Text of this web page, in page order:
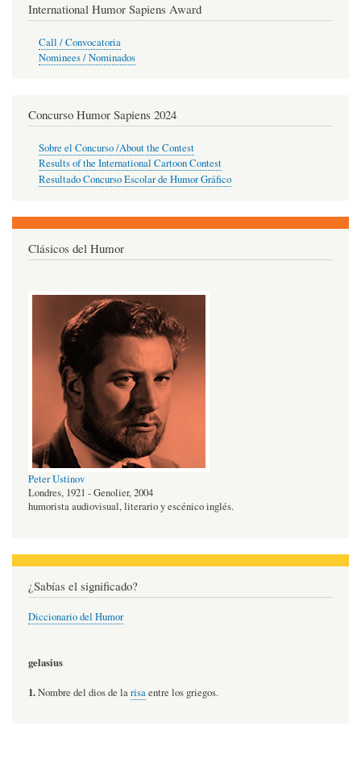
International Humor Sapiens Award
Call / Convocatoria
Nominees / Nominados
Concurso Humor Sapiens 2024
Sobre el Concurso /About the Contest
Results of the International Cartoon Contest
Resultado Concurso Escolar de Humor Gráfico
Clásicos del Humor
Peter Ustinov
Londres, 1921 - Genolier, 2004
humorista audiovisual, literario y escénico inglés.
¿Sabías el significado?
Diccionario del Humor
gelasius
1.Nombre del dios de larisaentre los griegos.